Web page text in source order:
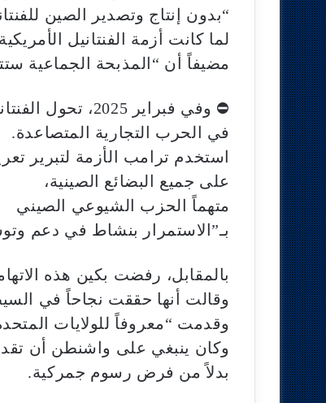
“بدون إنتاج وتصدير الصين
لما كانت أزمة الفنتانيل
مضيفاً أن “المذبحة الجماعية
⛔ وفي فبراير 2025، تحول الفنتانيل إلى قضية محورية
في الحرب التجارية المتصاعدة.
استخدم ترامب الأزمة لتبرير
على جميع البضائع الصينية،
متهماً الحزب الشيوعي الصيني
بـ”الاستمرار بنشاط في دعم
بالمقابل، رفضت بكين هذه
وقالت أنها حققت نجاحاً في
وقدمت “معروفاً للولايات
وكان ينبغي على واشنطن أن
بدلاً من فرض رسوم جمركية.